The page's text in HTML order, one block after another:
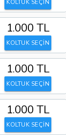
KOLTUK SEÇİN
1.000 TL
KOLTUK SEÇİN
1.000 TL
KOLTUK SEÇİN
1.000 TL
KOLTUK SEÇİN